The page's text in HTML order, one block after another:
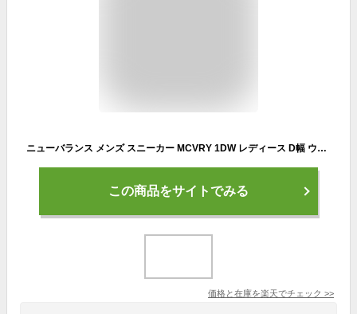
ニューバランス メンズ スニーカー MCVRY 1DW レディース D幅 ウォッシャブル ウォーキング new balance 26春夏新作
この商品をサイトでみる
価格と在庫を楽天でチェック >>